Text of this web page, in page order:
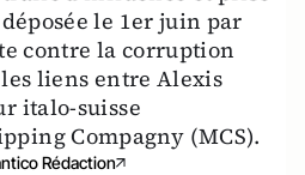
le 1er juin par
contre la corruption
liens entre Alexis
italo-suisse
Compagny (MCS).
Rédaction